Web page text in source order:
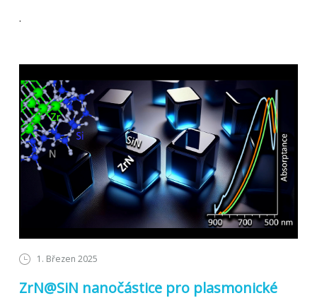
.
1. Březen 2025
ZrN@SiN nanočástice pro plasmonické